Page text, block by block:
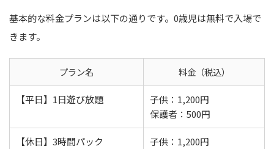
基本的な料金プランは以下の通りです。0歳児は無料で入場で
きます。
プラン名 料金（税込）
【平日】1日遊び放題
子供：1,200円
保護者：500円
【休日】3時間パック
子供：1,200円